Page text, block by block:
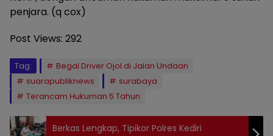
penjara. (q cox)
Post Views: 292
Tag:
Begal Driver Ojol di Jalan Undaan
suarapubliknews
surabaya
Terancam Hukuman 5 Tahun
Berkas Lengkap, Tipikor Polres Kediri